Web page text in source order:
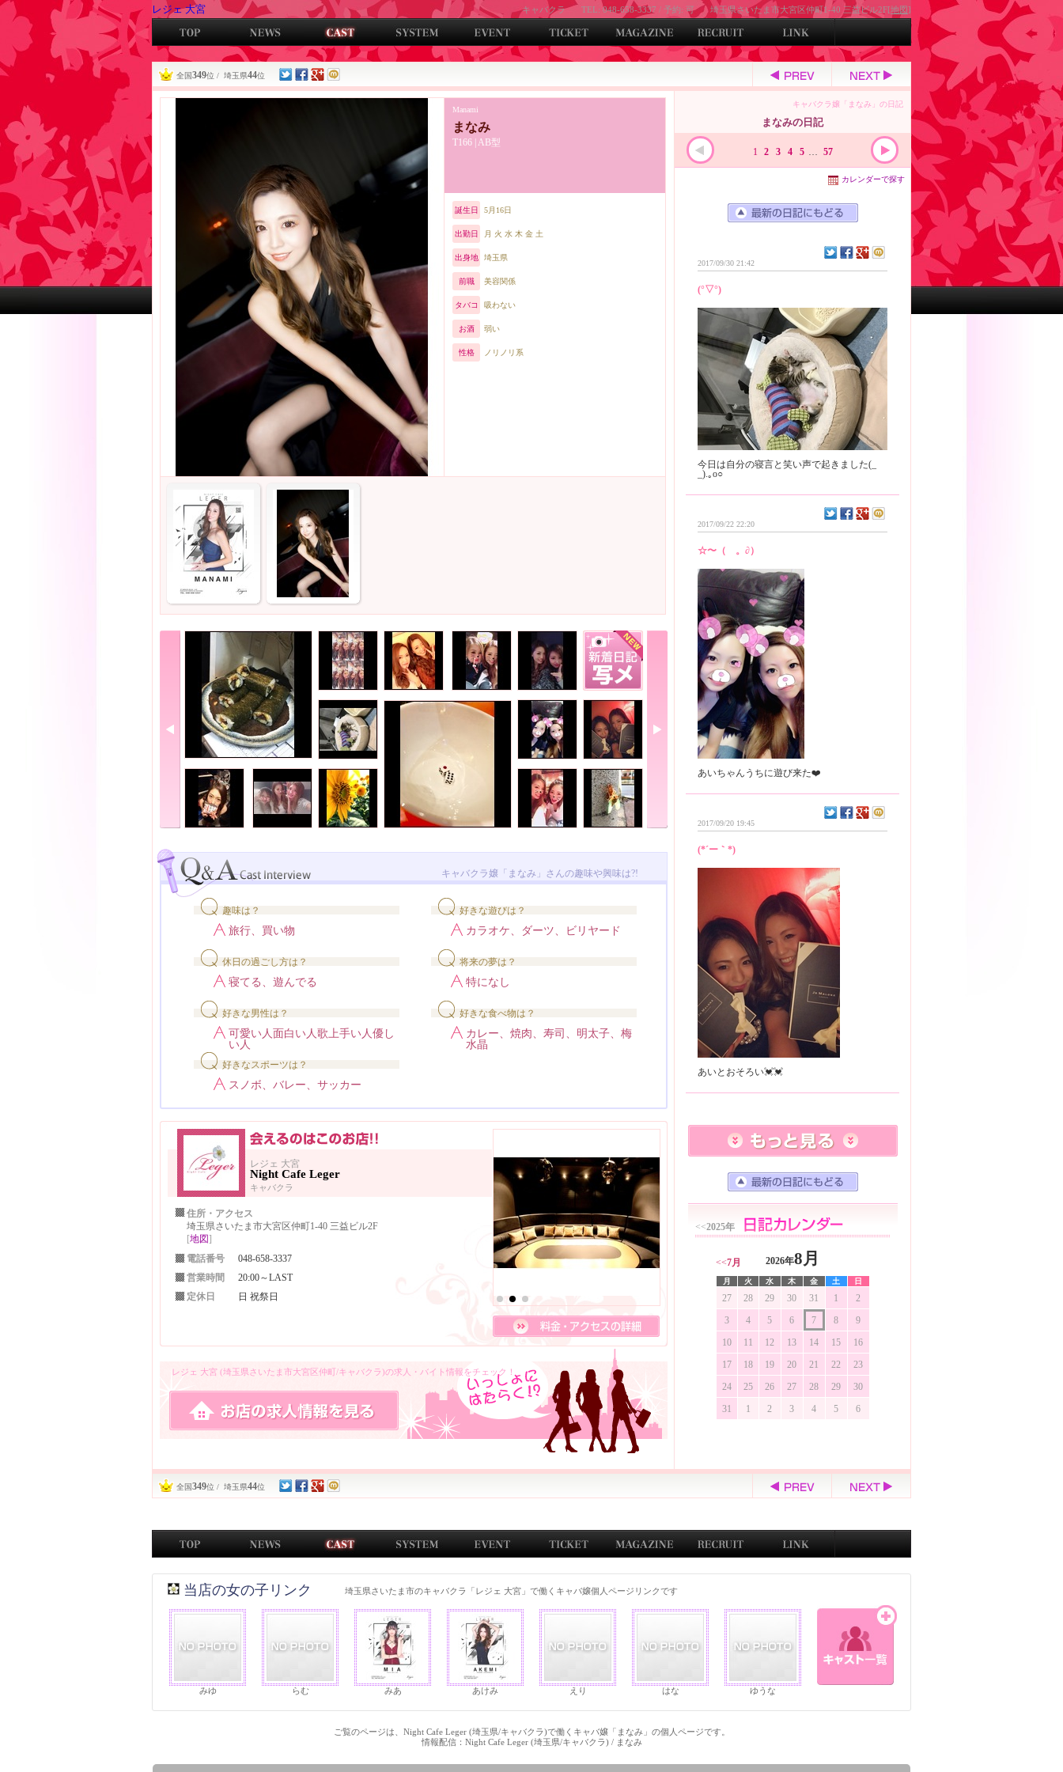
レジェ 大宮 キャバクラ TEL: 048-658-3337 / 予約: 可 埼玉県さいたま市大宮区仲町1-40 三益ビル2F[地図]
全国349位 / 埼玉県44位
まなみ
Manami
T166 | AB型
誕生日 5月16日
出勤日 月 火 水 木 金 土
出身地 埼玉県
前職 美容関係
タバコ 吸わない
お酒 弱い
性格 ノリノリ系
キャバクラ嬢「まなみ」さんの趣味や興味は?!
趣味は？
旅行、買い物
好きな遊びは？
カラオケ、ダーツ、ビリヤード
休日の過ごし方は？
寝てる、遊んでる
将来の夢は？
特になし
好きな男性は？
可愛い人面白い人歌上手い人優し
い人
好きな食べ物は？
カレー、焼肉、寿司、明太子、梅
水晶
好きなスポーツは？
スノボ、バレー、サッカー
レジェ 大宮
Night Cafe Leger
キャバクラ
住所・アクセス
埼玉県さいたま市大宮区仲町1-40 三益ビル2F
[地図]
電話番号
048-658-3337
営業時間
20:00～LAST
定休日
日 祝祭日
レジェ 大宮 (埼玉県さいたま市大宮区仲町/キャバクラ)の求人・バイト情報をチェック！
まなみの日記
キャバクラ嬢「まなみ」の日記
1 2 3 4 5 … 57
カレンダーで探す
2017/09/30 21:42
(°▽°)
今日は自分の寝言と笑い声で起きました(_
2017/09/22 22:20
☆〜（ゝ。∂）
2017/09/20 19:45
(*´ー｀*)
<<2025年
2026年8月
<<7月
月 火 水 木 金 土 日
27 28 29 30 31 1
2
3
4 5 6 7 8
9
10
11 12 13 14 15
16
17
18 19 20 21 22
23
24
25 26 27 28 29
30
31
1 2 3 4 5 6
全国349位 / 埼玉県44位
当店の女の子リンク 埼玉県さいたま市のキャバクラ「レジェ 大宮」で働くキャバ嬢個人ページリンクです
みゆ らむ みあ あけみ えり はな ゆうな
ご覧のページは、Night Cafe Leger (埼玉県/キャバクラ)で働くキャバ嬢「まなみ」の個人ページです。
情報配信：Night Cafe Leger (埼玉県/キャバクラ) / まなみ